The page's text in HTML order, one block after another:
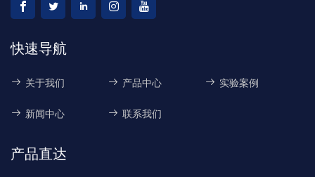
快速导航
关于我们 产品中心 实验案例
新闻中心 联系我们
产品直达